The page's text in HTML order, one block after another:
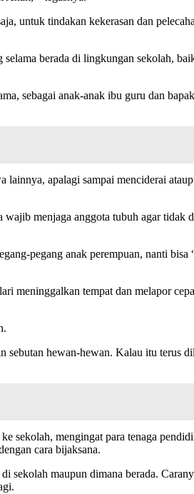
untuk tindakan kekerasan dan
berada di lingkungan sekolah,
sebagai anak-anak ibu guru dan
apalagi sampai menciderai
menjaga anggota tubuh agar tidak
pegang anak perempuan, nanti bisa
meninggalkan tempat dan melapor
sebutan hewan-hewan. Kalau itu terus
sekolah, mengingat para tenaga
cara bijaksana.
sekolah maupun dimana berada.